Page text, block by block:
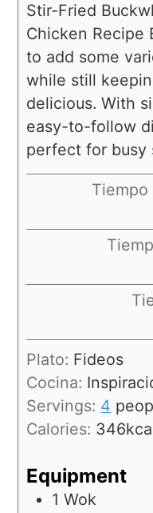
Stir-Fried
Chicken Recipe
to add some
while still
delicious. With
easy-to-follow
perfect for busy
Tiempo
Plato: Fideos
Cocina:
Servings: 4
Calories: 346
Equipment
1 Wok